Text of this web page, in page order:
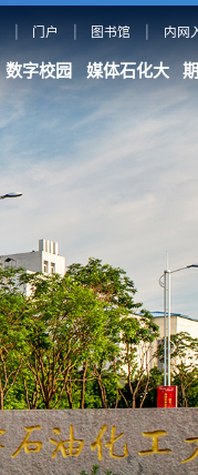
门户 图书馆 内网
数字校园 媒体石化大